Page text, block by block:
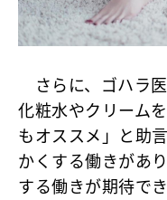
さらに、ゴハラ
化粧水やクリーム
もオススメ」と助
かくする働きがあ
する働きが期待で